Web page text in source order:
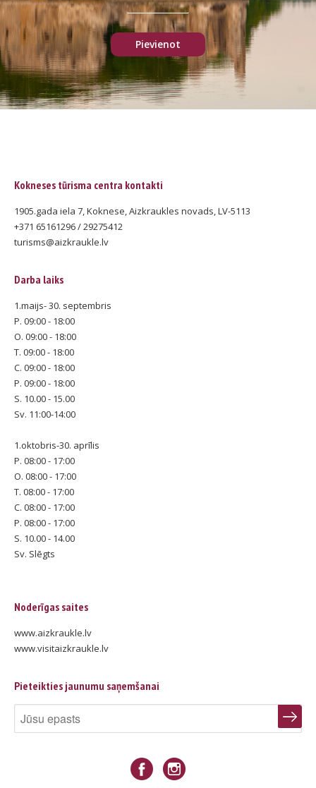
Kokneses tūrisma centra kontakti
1905.gada iela 7, Koknese, Aizkraukles novads, LV-5113
+371 65161296 / 29275412
turisms@aizkraukle.lv
Darba laiks
1.maijs- 30. septembris
P. 09:00 - 18:00
O. 09:00 - 18:00
T. 09:00 - 18:00
C. 09:00 - 18:00
P. 09:00 - 18:00
S. 10.00 - 15.00
Sv. 11:00-14:00
1.oktobris-30. aprīlis
P. 08:00 - 17:00
O. 08:00 - 17:00
T. 08:00 - 17:00
C. 08:00 - 17:00
P. 08:00 - 17:00
S. 10.00 - 14.00
Sv. Slēgts
Noderīgas saites
www.aizkraukle.lv
www.visitaizkraukle.lv
Pieteikties jaunumu saņemšanai